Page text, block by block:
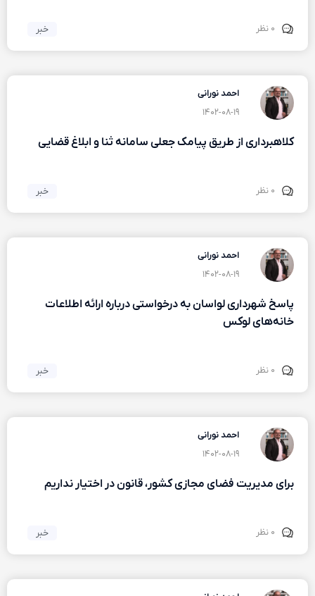
۰ نظر خبر
احمد نورانی
۱۴۰۲-۰۸-۱۹
کلاهبرداری از طریق پیامک جعلی سامانه ثنا و ابلاغ قضایی
۰ نظر خبر
احمد نورانی
۱۴۰۲-۰۸-۱۹
پاسخ شهرداری لواسان به درخواستی درباره ارائه اطلاعات
خانه‌های لوکس
۰ نظر خبر
احمد نورانی
۱۴۰۲-۰۸-۱۹
برای مدیریت فضای مجازی کشور، قانون در اختیار نداریم
۰ نظر خبر